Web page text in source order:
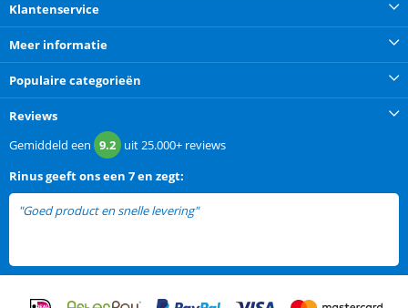
Klantenservice
Meer informatie
Populaire categorieën
Reviews
Gemiddeld een 9.2 uit25.000+ reviews
Rinusgeeft ons een 7 en zegt:
"Goed product en snelle levering"